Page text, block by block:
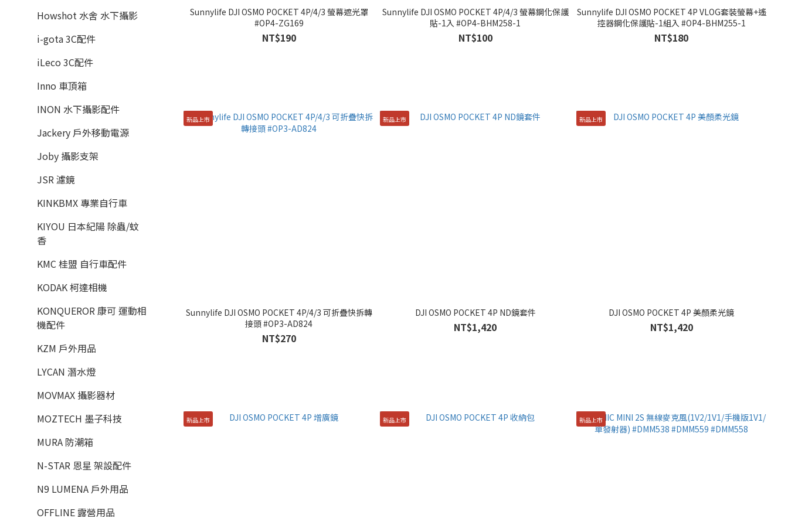
Howshot 水舍 水下攝影
i-gota 3C配件
iLeco 3C配件
Inno 車頂箱
INON 水下攝影配件
Jackery 戶外移動電源
Joby 攝影支架
JSR 濾鏡
KINKBMX 專業自行車
KIYOU 日本紀陽 除蟲/蚊
香
KMC 桂盟 自行車配件
KODAK 柯達相機
KONQUEROR 康可 運動相
機配件
KZM 戶外用品
LYCAN 潛水燈
MOVMAX 攝影器材
MOZTECH 墨子科技
MURA 防潮箱
N-STAR 恩星 架設配件
N9 LUMENA 戶外用品
OFFLINE 露營用品
Sunnylife DJI OSMO POCKET 4P/4/3 螢幕遮光罩
#OP4-ZG169
NT$190
Sunnylife DJI OSMO POCKET 4P/4/3 螢幕鋼化保護
貼-1入 #OP4-BHM258-1
NT$100
Sunnylife DJI OSMO POCKET 4P VLOG套裝螢幕+遙
控器鋼化保護貼-1組入 #OP4-BHM255-1
NT$180
新品上市
Sunnylife DJI OSMO POCKET 4P/4/3 可折疊快拆轉
接頭 #OP3-AD824
NT$270
新品上市
DJI OSMO POCKET 4P ND鏡套件
NT$1,420
新品上市
DJI OSMO POCKET 4P 美顏柔光鏡
NT$1,420
新品上市 新品上市 新品上市